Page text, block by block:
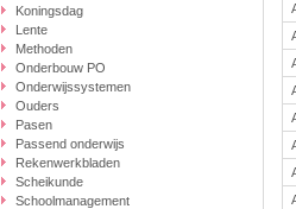
Koningsdag
Lente
Methoden
Onderbouw PO
Onderwijssystemen
Ouders
Pasen
Passend onderwijs
Rekenwerkbladen
Scheikunde
Schoolmanagement